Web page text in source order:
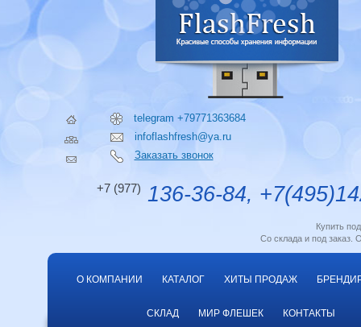
telegram +79771363684
infoflashfresh@ya.ru
Заказать звонок
+7 (977) 136-36-84,
Купить
Со склада и под заказ.
О КОМПАНИИ КАТАЛОГ ХИТЫ ПРОДАЖ
СКЛАД МИР ФЛЕШЕК КОНТАКТЫ